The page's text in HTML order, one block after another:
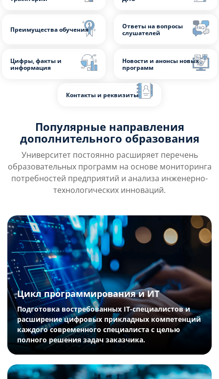
Полный каталог
слушателей
информация
программ
Контакты и реквизиты
Популярные направления
дополнительного образования
Университет постоянно расширяет перечень
образовательных программ на основе мониторинга
потребностей предприятий и анализа инженерно-
технологических инноваций.
Цикл программирования и ИТ
Подготовка востребованных IT-специалистов и
расширение цифровых прикладных компетенций
каждого современного специалиста с целью
полного решения задач заказчика.